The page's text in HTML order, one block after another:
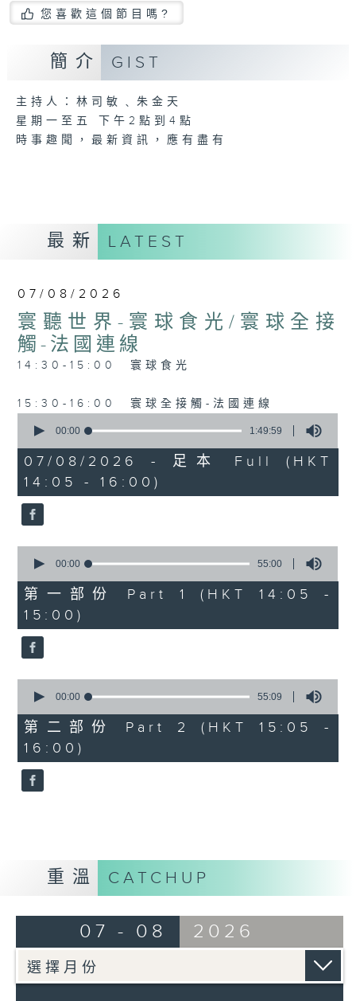
您喜歡這個節目嗎?
簡介 GIST
主持人：林司敏﹑朱金天
星期一至五 下午2點到4點
時事趣聞，最新資訊，應有盡有
最新 LATEST
07/08/2026
寰聽世界-寰球食光/寰球全接
觸-法國連線
14:30-15:00 寰球食光
15:30-16:00 寰球全接觸-法國連線
seconds
1
hour,
49
minutes,
59
seconds
00:00 1:49:59
07/08/2026 - 足本 Full (HKT
14:05 - 16:00)
seconds
55
minutes,
0
seconds
00:00 55:00
第一部份 Part 1 (HKT 14:05 -
15:00)
seconds
55
minutes,
9
seconds
00:00 55:09
第二部份 Part 2 (HKT 15:05 -
16:00)
重溫 CATCHUP
07 - 08 2026